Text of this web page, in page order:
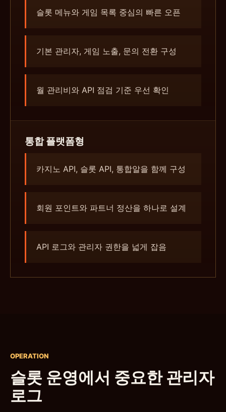
슬롯 메뉴와 게임 목록 중심의 빠른 오픈
기본 관리자, 게임 노출, 문의 전환 구성
월 관리비와 API 점검 기준 우선 확인
통합 플랫폼형
카지노 API, 슬롯 API, 통합알을 함께 구성
회원 포인트와 파트너 정산을 하나로 설계
API 로그와 관리자 권한을 넓게 잡음
OPERATION
슬롯 운영에서 중요한 관리자
로그